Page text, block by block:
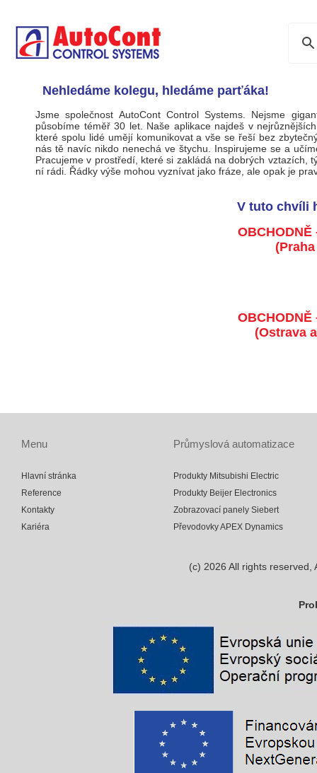
Nehledáme kolegu, hledáme parťáka!
Jsme společnost AutoCont Control Systems. Nejsme
působíme téměř 30 let. Naše aplikace najdeš v
které spolu lidé umějí komunikovat a vše se řeší bez
nás tě navíc nikdo nenechá ve štychu. Inspirujeme se a
Pracujeme v prostředí, které si zakládá na dobrých
ní rádi. Řádky výše mohou vyznívat jako fráze, ale opak je
V tuto chvíli
OBCHODNĚ
OBCHODNĚ
(Ostrava
Menu
Hlavní stránka
Reference
Kontakty
Kariéra
Průmyslová automatizace
Produkty Mitsubishi Electric
Produkty Beijer Electronics
Zobrazovací panely Siebert
Převodovky APEX Dynamics
(c) 2026 All rights reserved,